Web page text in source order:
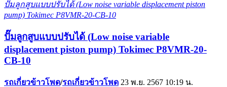
ปั๊มลูกสูบแบบปรับได้ (Low noise variable displacement piston
pump) Tokimec P8VMR-20-CB-10
ปั๊มลูกสูบแบบปรับได้ (Low noise variable
displacement piston pump) Tokimec P8VMR-20-
CB-10
รถเกี่ยวข้าวโพด/รถเกี่ยวข้าวโพด 23 พ.ย. 2567 10:19 น.